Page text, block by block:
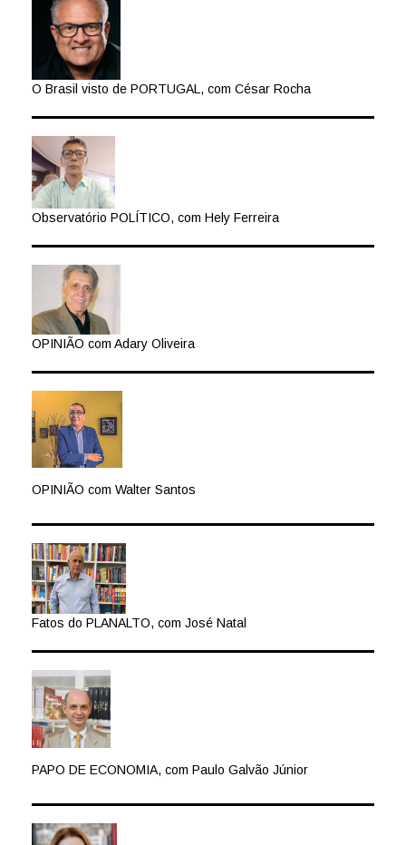
O Brasil visto de PORTUGAL, com César Rocha
Observatório POLÍTICO, com Hely Ferreira
OPINIÃO com Adary Oliveira
OPINIÃO com Walter Santos
Fatos do PLANALTO, com José Natal
PAPO DE ECONOMIA, com Paulo Galvão Júnior